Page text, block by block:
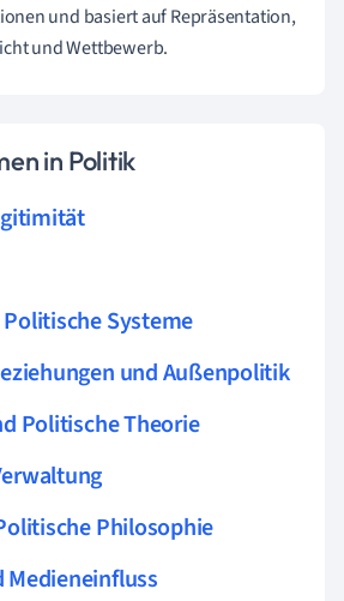
und basiert auf Repräsentation,
und Wettbewerb.
in Politik
Systeme
und Außenpolitik
Politische Theorie
Philosophie
Medieneinfluss